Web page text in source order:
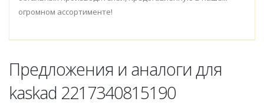
огромном ассортименте!
Предложения и аналоги для
kaskad 2217340815190